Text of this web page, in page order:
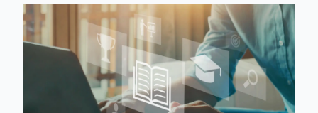
Linkedin
Facebook
Threads
Bluesky
email